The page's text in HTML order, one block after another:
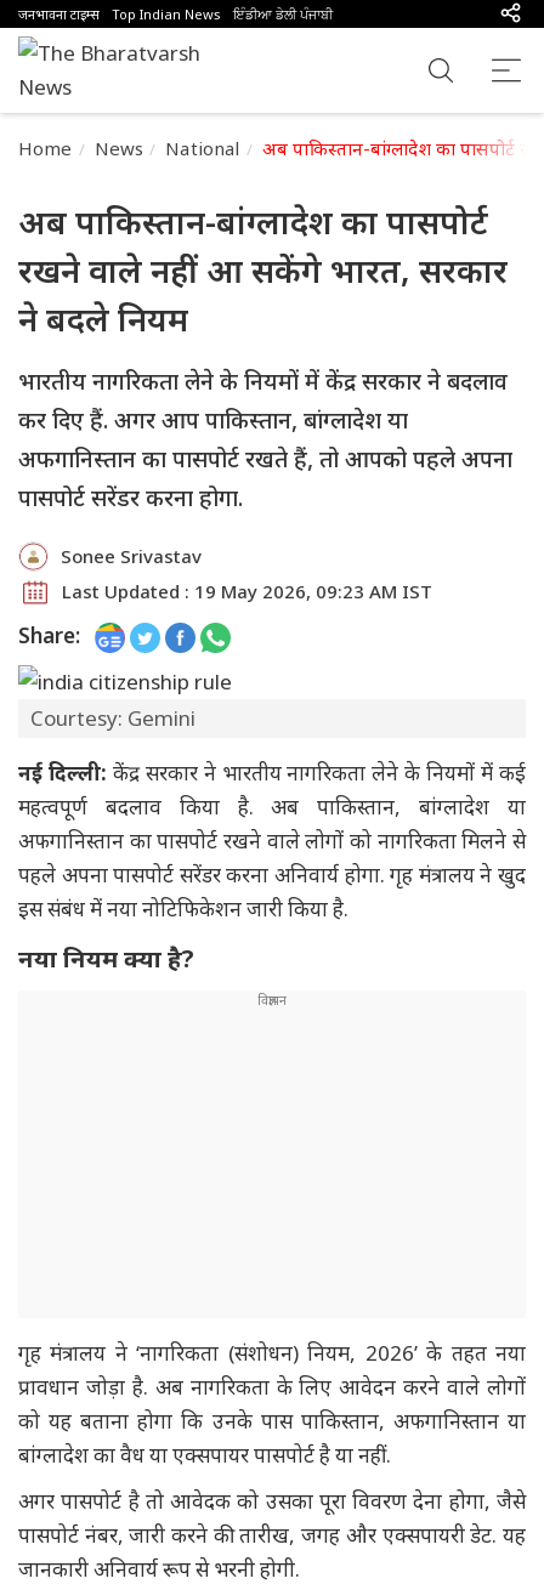
जनभावना टाइम्स Top Indian News ਇੰਡੀਆ ਡੇਲੀ ਪੰਜਾਬੀ
Home News National अब पाकिस्तान-बांग्लादेश का
अब पाकिस्तान-बांग्लादेश का पासपोर्ट
रखने वाले नहीं आ सकेंगे भारत, सरकार
ने बदले नियम
भारतीय नागरिकता लेने के नियमों में केंद्र सरकार ने बदलाव
कर दिए हैं. अगर आप पाकिस्तान, बांग्लादेश या
अफगानिस्तान का पासपोर्ट रखते हैं, तो आपको पहले अपना
पासपोर्ट सरेंडर करना होगा.
Sonee Srivastav
Last Updated : 19 May 2026, 09:23 AM IST
Share:
Courtesy: Gemini
नई दिल्ली: केंद्र सरकार ने भारतीय नागरिकता लेने के नियमों में कई
महत्वपूर्ण बदलाव किया है. अब पाकिस्तान, बांग्लादेश या
अफगानिस्तान का पासपोर्ट रखने वाले लोगों को नागरिकता मिलने से
पहले अपना पासपोर्ट सरेंडर करना अनिवार्य होगा. गृह मंत्रालय ने खुद
इस संबंध में नया नोटिफिकेशन जारी किया है.
नया नियम क्या है?
गृह मंत्रालय ने ‘नागरिकता (संशोधन) नियम, 2026’ के तहत नया
प्रावधान जोड़ा है. अब नागरिकता के लिए आवेदन करने वाले लोगों
को यह बताना होगा कि उनके पास पाकिस्तान, अफगानिस्तान या
बांग्लादेश का वैध या एक्सपायर पासपोर्ट है या नहीं.
अगर पासपोर्ट है तो आवेदक को उसका पूरा विवरण देना होगा, जैसे
पासपोर्ट नंबर, जारी करने की तारीख, जगह और एक्सपायरी डेट. यह
जानकारी अनिवार्य रूप से भरनी होगी.